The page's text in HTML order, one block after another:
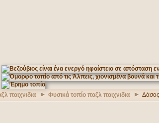
παιχνιδια Φυσικά τοπίo παζλ παιχνιδια Δάσος